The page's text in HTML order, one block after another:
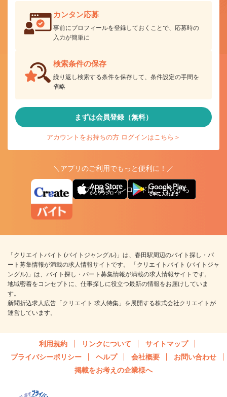
カンタン応募
事前にプロフィールを登録しておくことで、応募時の
入力が簡単に
検索条件の保存
繰り返し検索する条件を保存して、条件設定の手間を
省略
まずは会員登録（無料）
アカウントをお持ちの方 ログインはこちら＞
＼アプリのご利用でもっと便利に！／
アプリ版ダウンロードはこちらから
「クリエイトバイト (バイトジャングル)」は、春田駅周辺のバイト探し・パ
ート募集情報が満載の求人情報サイトです。 「クリエイトバイト (バイトジャ
ングル)」は、バイト探し・パート募集情報が満載の求人情報サイトです。
地域密着をコンセプトに、仕事探しに役立つ最新の情報をお届けしていま
す。
新聞折込求人広告「クリエイト 求人特集」を展開する株式会社クリエイトが
運営しています。
利用規約 リンクについて
サイトマップ
プライバシーポリシー
ヘルプ 会社概要
お問い合わせ
掲載をお考えの企業様へ